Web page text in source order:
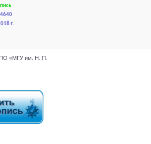
г.
«МГУ им. Н. П.